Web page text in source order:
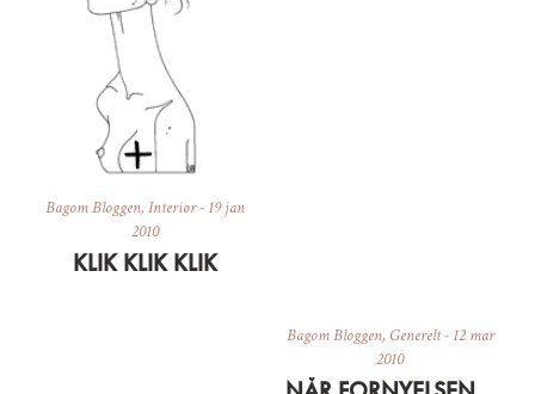
Bagom Bloggen, Interiør- 19 jan
2010
KLIK KLIK KLIK
Bagom Bloggen, Generelt- 12 mar
2010